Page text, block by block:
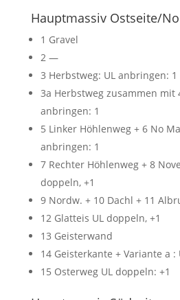
Hauptmassiv Ostseite/
1 Gravel
2 —
3 Herbstweg: UL anbringen: 1
3a Herbstweg zusammen mit
anbringen: 1
5 Linker Höhlenweg + 6 No
anbringen: 1
7 Rechter Höhlenweg + 8
doppeln, +1
9 Nordw. + 10 Dachl + 11
12 Glatteis UL doppeln, +1
13 Geisterwand
14 Geisterkante + Variante a :
15 Osterweg UL doppeln: +1